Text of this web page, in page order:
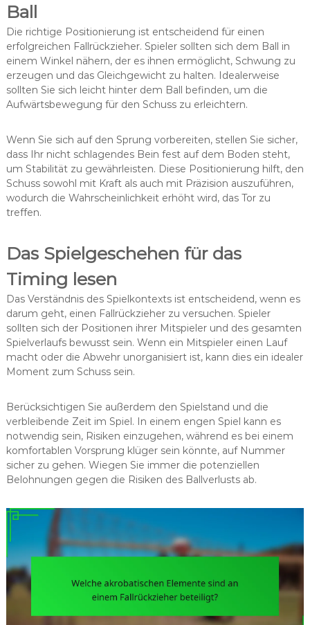
Ball
Die richtige Positionierung ist entscheidend für einen
erfolgreichen Fallrückzieher. Spieler sollten sich dem Ball in
einem Winkel nähern, der es ihnen ermöglicht, Schwung zu
erzeugen und das Gleichgewicht zu halten. Idealerweise
sollten Sie sich leicht hinter dem Ball befinden, um die
Aufwärtsbewegung für den Schuss zu erleichtern.
Wenn Sie sich auf den Sprung vorbereiten, stellen Sie sicher,
dass Ihr nicht schlagendes Bein fest auf dem Boden steht,
um Stabilität zu gewährleisten. Diese Positionierung hilft, den
Schuss sowohl mit Kraft als auch mit Präzision auszuführen,
wodurch die Wahrscheinlichkeit erhöht wird, das Tor zu
treffen.
Das Spielgeschehen für das
Timing lesen
Das Verständnis des Spielkontexts ist entscheidend, wenn es
darum geht, einen Fallrückzieher zu versuchen. Spieler
sollten sich der Positionen ihrer Mitspieler und des gesamten
Spielverlaufs bewusst sein. Wenn ein Mitspieler einen Lauf
macht oder die Abwehr unorganisiert ist, kann dies ein idealer
Moment zum Schuss sein.
Berücksichtigen Sie außerdem den Spielstand und die
verbleibende Zeit im Spiel. In einem engen Spiel kann es
notwendig sein, Risiken einzugehen, während es bei einem
komfortablen Vorsprung klüger sein könnte, auf Nummer
sicher zu gehen. Wiegen Sie immer die potenziellen
Belohnungen gegen die Risiken des Ballverlusts ab.